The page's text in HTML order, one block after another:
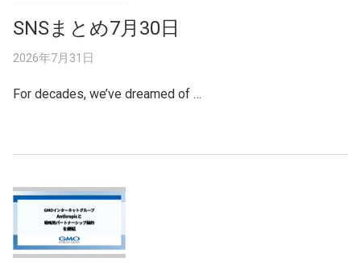
SNSまとめ7月30日
2026年7月31日
For decades, we’ve dreamed of …